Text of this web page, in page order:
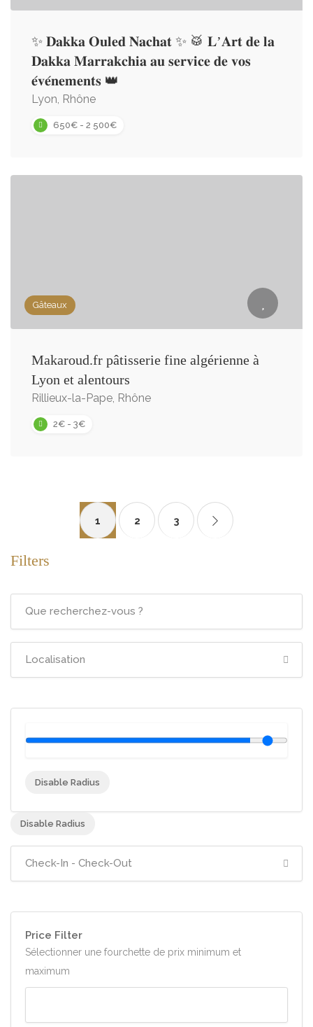
✨ 𝐃𝐚𝐤𝐤𝐚 𝐎𝐮𝐥𝐞𝐝 𝐍𝐚𝐜𝐡𝐚𝐭 ✨ 🥁 𝐋’𝐀𝐫𝐭 𝐝𝐞 𝐥𝐚
𝐃𝐚𝐤𝐤𝐚 𝐌𝐚𝐫𝐫𝐚𝐤𝐜𝐡𝐢𝐚 𝐚𝐮 𝐬𝐞𝐫𝐯𝐢𝐜𝐞 𝐝𝐞 𝐯𝐨𝐬
𝐞́𝐯𝐞́𝐧𝐞𝐦𝐞𝐧𝐭𝐬 👑
Lyon, Rhône
650€ - 2 500€
Gâteaux
Makaroud.fr pâtisserie fine algérienne à
Lyon et alentours
Rillieux-la-Pape, Rhône
2€ - 3€
1 2 3
Filters
Disable Radius
Disable Radius
Price Filter
Sélectionner une fourchette de prix minimum et
maximum